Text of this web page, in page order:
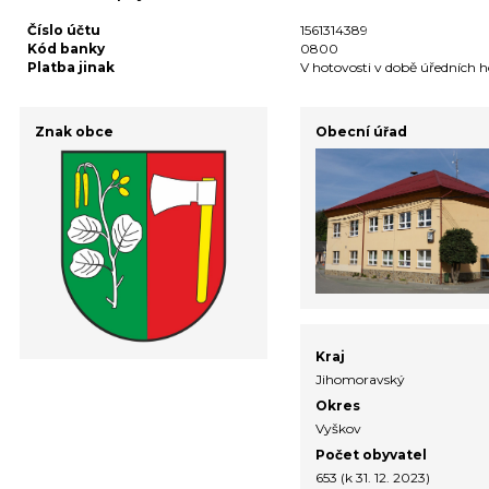
Číslo účtu
1561314389
Kód banky
0800
Platba jinak
V hotovosti v době úředních
Znak obce Obecní úřad
Kraj
Jihomoravský
Okres
Vyškov
Počet obyvatel
653 (k 31. 12. 2023)